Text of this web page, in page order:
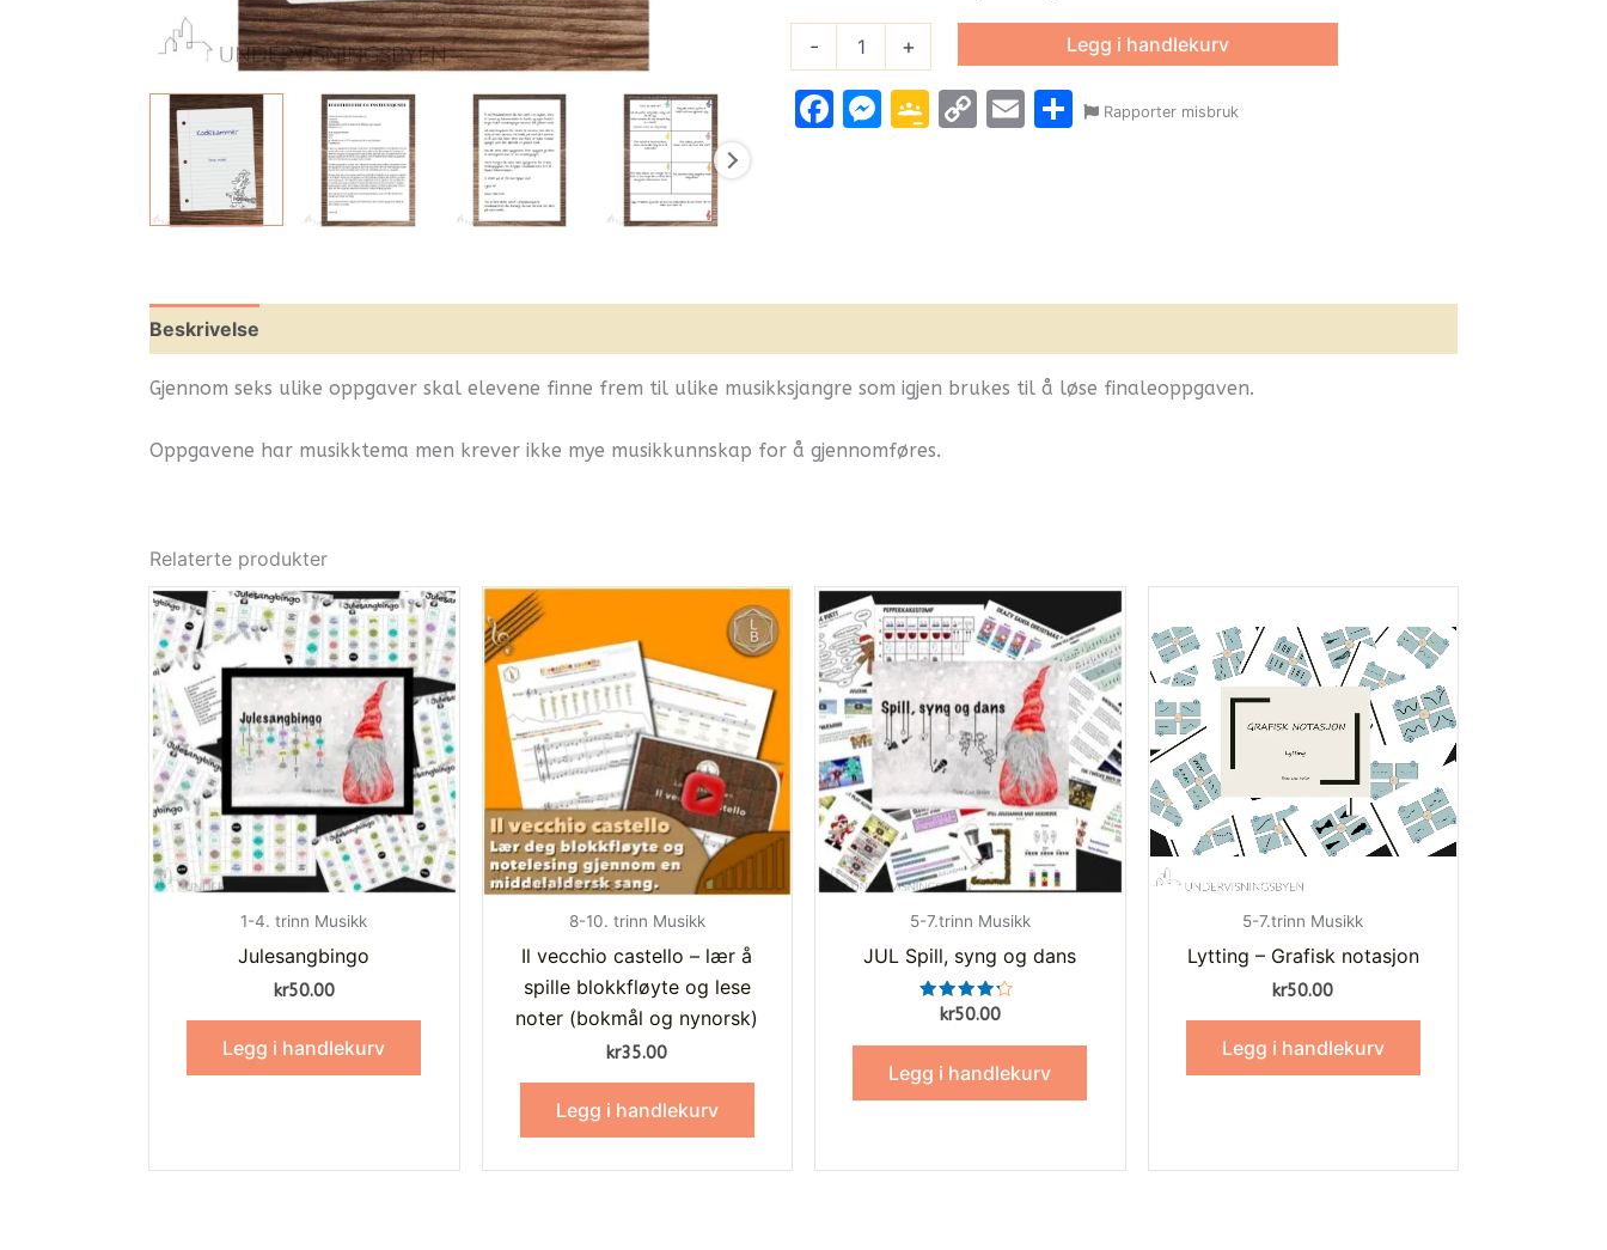
- + Legg i handlekurv
Facebook
Messenger
Google
CopyEmailShare
Rapporter misbruk
Beskrivelse
Gjennom seks ulike oppgaver skal elevene finne frem til ulike musikksjangre som igjen brukes til å løse finaleoppgaven.
Oppgavene har musikktema men krever ikke mye musikkunnskap for å gjennomføres.
Relaterte produkter
1-4. trinn Musikk
Julesangbingo
kr50.00
Legg i handlekurv
8-10. trinn Musikk
Il vecchio castello – lær å
spille blokkfløyte og lese
noter (bokmål og nynorsk)
kr35.00
Legg i handlekurv
5-7.trinn Musikk
JUL Spill, syng og dans
Vurdert
av 5
kr50.00
Legg i handlekurv
5-7.trinn Musikk
Lytting – Grafisk notasjon
kr50.00
Legg i handlekurv